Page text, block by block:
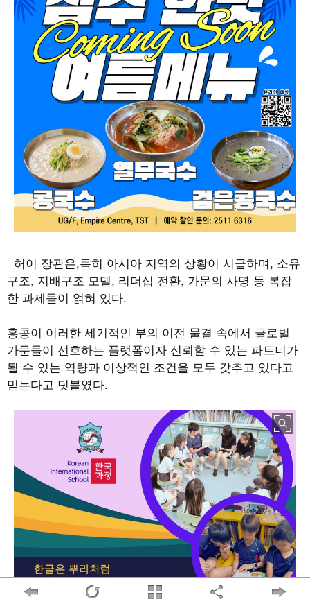
허이 장관은,특히 아시아 지역의 상황이 시급하며, 소유
구조, 지배구조 모델, 리더십 전환, 가문의 사명 등 복잡
한 과제들이 얽혀 있다.
홍콩이 이러한 세기적인 부의 이전 물결 속에서 글로벌
가문들이 선호하는 플랫폼이자 신뢰할 수 있는 파트너가
될 수 있는 역량과 이상적인 조건을 모두 갖추고 있다고
믿는다고 덧붙였다.